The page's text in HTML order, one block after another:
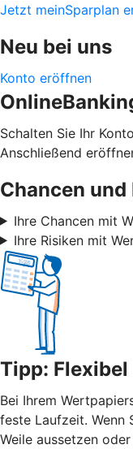
Jetzt meinSparplan
Neu bei uns
Konto eröffnen
Schalten Sie Ihr
Anschließend
Chancen und
Ihre Chancen mit
Ihre Risiken mit
Tipp:
Bei Ihrem
feste Laufzeit. Wenn
Weile aussetzen